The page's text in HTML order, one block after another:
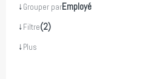
↓Grouper parEmployé
↓Filtre(2)
↓Plus